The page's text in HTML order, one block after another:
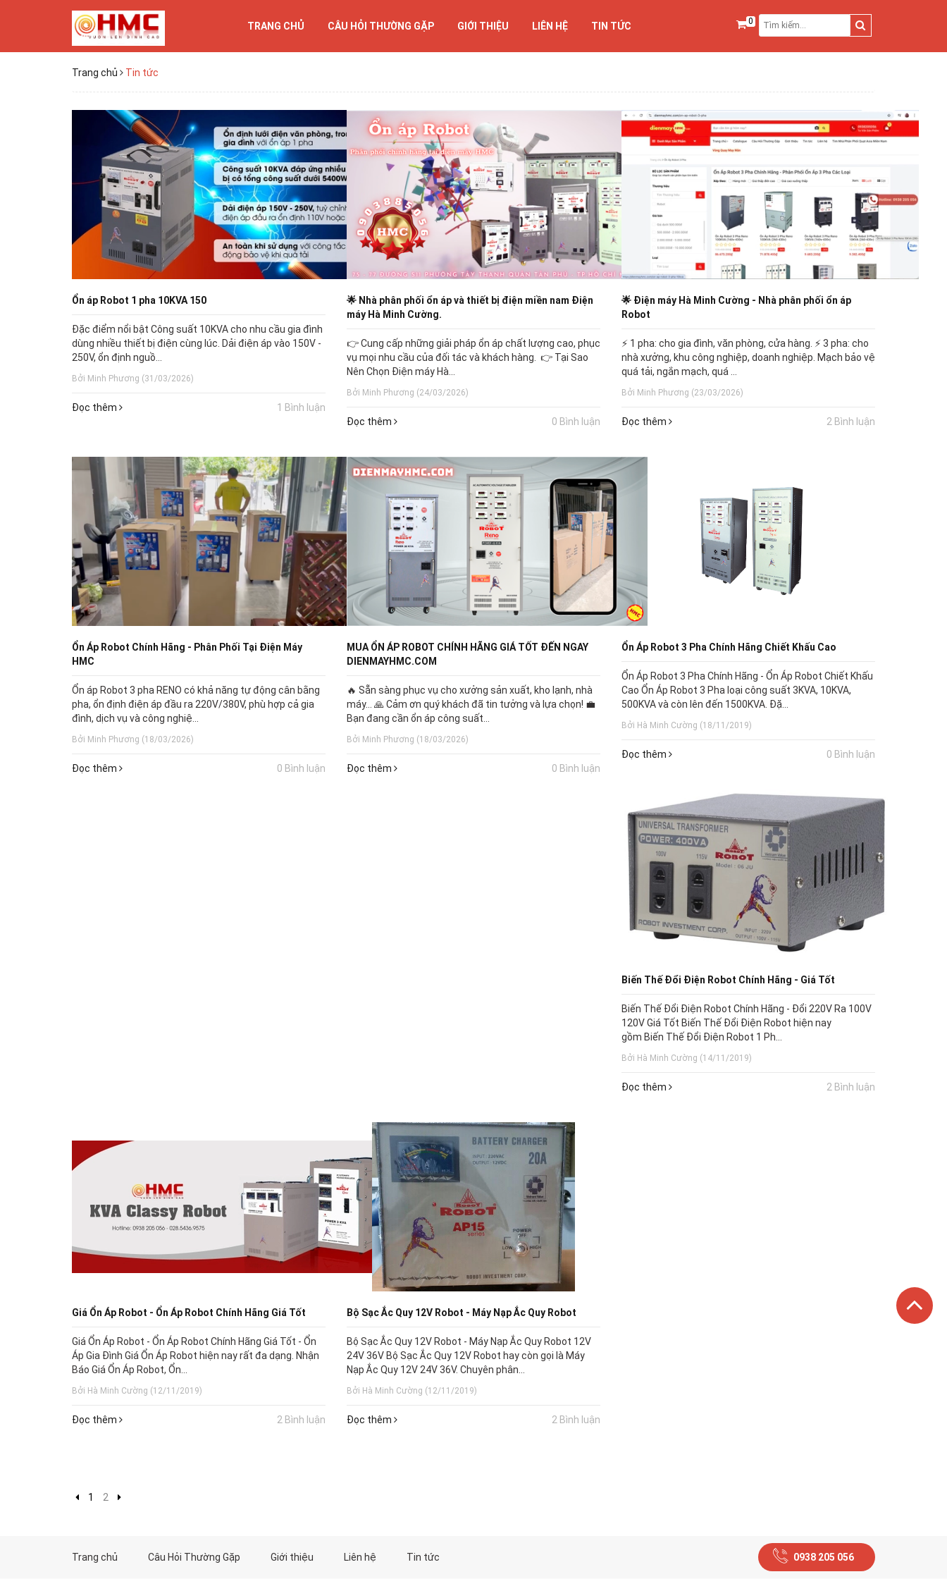
TRANG CHỦ CÂU HỎI THƯỜNG GẶP GIỚI THIỆU LIÊN HỆ TIN TỨC 0
Trang chủ Tin tức
Ổn áp Robot 1 pha 10KVA 150
Đặc điểm nổi bật Công suất 10KVA cho nhu cầu gia đình
dùng nhiều thiết bị điện cùng lúc. Dải điện áp vào 150V -
250V, ổn định nguồ...
Bởi Minh Phương (31/03/2026)
Đọc thêm 1 Bình luận
🌟 Nhà phân phối ổn áp và thiết bị điện miền nam Điện
máy Hà Minh Cường.
👉 Cung cấp những giải pháp ổn áp chất lượng cao, phục
vụ mọi nhu cầu của đối tác và khách hàng. 👉 Tại Sao
Nên Chọn Điện máy Hà...
Bởi Minh Phương (24/03/2026)
Đọc thêm 0 Bình luận
🌟 Điện máy Hà Minh Cường - Nhà phân phối ổn áp
Robot
⚡ 1 pha: cho gia đình, văn phòng, cửa hàng. ⚡ 3 pha: cho
nhà xưởng, khu công nghiệp, doanh nghiệp. Mạch bảo vệ
quá tải, ngắn mạch, quá ...
Bởi Minh Phương (23/03/2026)
Đọc thêm 2 Bình luận
Ổn Áp Robot Chính Hãng - Phân Phối Tại Điện Máy
HMC
Ổn áp Robot 3 pha RENO có khả năng tự động cân bằng
pha, ổn định điện áp đầu ra 220V/380V, phù hợp cả gia
đình, dịch vụ và công nghiệ...
Bởi Minh Phương (18/03/2026)
Đọc thêm 0 Bình luận
MUA ỔN ÁP ROBOT CHÍNH HÃNG GIÁ TỐT ĐẾN NGAY
DIENMAYHMC.COM
🔥 Sẵn sàng phục vụ cho xưởng sản xuất, kho lạnh, nhà
máy… 🙏 Cảm ơn quý khách đã tin tưởng và lựa chọn! 💼
Bạn đang cần ổn áp công suất...
Bởi Minh Phương (18/03/2026)
Đọc thêm 0 Bình luận
Ổn Áp Robot 3 Pha Chính Hãng Chiết Khấu Cao
Ổn Áp Robot 3 Pha Chính Hãng - Ổn Áp Robot Chiết Khấu
Cao Ổn Áp Robot 3 Pha loại công suất 3KVA, 10KVA,
500KVA và còn lên đến 1500KVA. Đặ...
Bởi Hà Minh Cường (18/11/2019)
Đọc thêm 0 Bình luận
Biến Thế Đổi Điện Robot Chính Hãng - Giá Tốt
Biến Thế Đổi Điện Robot Chính Hãng - Đổi 220V Ra 100V
120V Giá Tốt Biến Thế Đổi Điện Robot hiện nay
gồm Biến Thế Đổi Điện Robot 1 Ph...
Bởi Hà Minh Cường (14/11/2019)
Đọc thêm 2 Bình luận
Giá Ổn Áp Robot - Ổn Áp Robot Chính Hãng Giá Tốt
Giá Ổn Áp Robot - Ổn Áp Robot Chính Hãng Giá Tốt - Ổn
Áp Gia Đình Giá Ổn Áp Robot hiện nay rất đa dạng. Nhận
Báo Giá Ổn Áp Robot, Ổn...
Bởi Hà Minh Cường (12/11/2019)
Đọc thêm 2 Bình luận
Bộ Sạc Ắc Quy 12V Robot - Máy Nạp Ắc Quy Robot
Bộ Sạc Ắc Quy 12V Robot - Máy Nạp Ắc Quy Robot 12V
24V 36V Bộ Sạc Ắc Quy 12V Robot hay còn gọi là Máy
Nạp Ắc Quy 12V 24V 36V. Chuyên phân...
Bởi Hà Minh Cường (12/11/2019)
Đọc thêm 2 Bình luận
1 2
Trang chủ Câu Hỏi Thường Gặp Giới thiệu Liên hệ Tin tức 0938 205 056